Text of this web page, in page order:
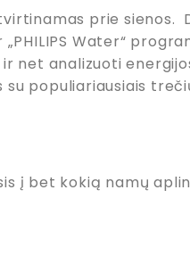
prie sienos.
Water“
net analizuoti
populiariausiais
į bet kokią namų